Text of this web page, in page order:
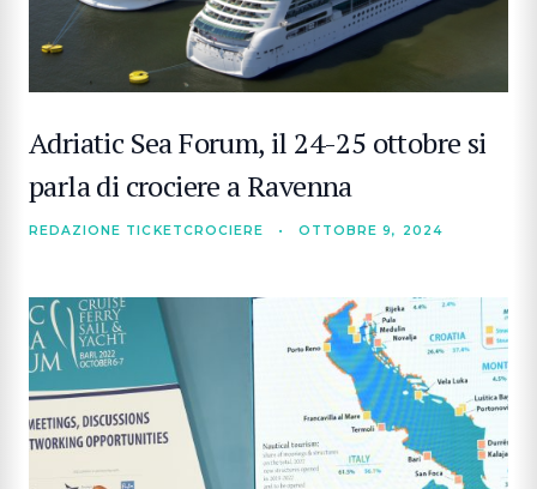
Adriatic Sea Forum, il 24-25 ottobre si
parla di crociere a Ravenna
REDAZIONE TICKETCROCIERE • OTTOBRE 9, 2024